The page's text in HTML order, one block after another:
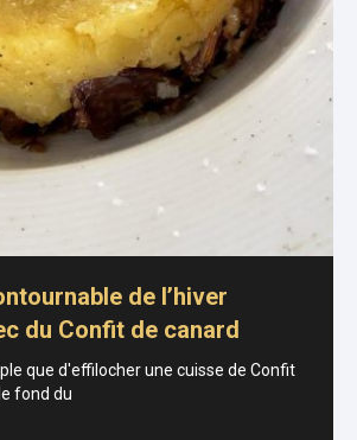
de l’hiver
du Confit de canard
que d'effilocher une cuisse de Confit
fond du